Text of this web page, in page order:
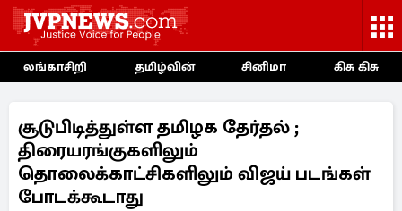
லங்காசிறி தமிழ்வின் சினிமா கிசு கிசு
சூடுபிடித்துள்ள தமிழக தேர்தல் ;
திரையரங்குகளிலும்
தொலைக்காட்சிகளிலும் விஜய் படங்கள்
போடக்கூடாது